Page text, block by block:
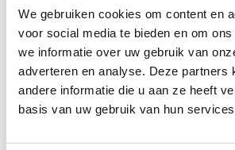
We gebruiken cookies om content en
voor social media te bieden en om
we informatie over uw gebruik van
adverteren en analyse. Deze partners
andere informatie die u aan ze heeft
basis van uw gebruik van hun
Lees blogbericht
Reisverhaal – Een
homestay in Slovenië